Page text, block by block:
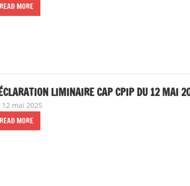
READ MORE
LIMINAIRE CAP CPIP DU 12 MAI
12 mai 2025
READ MORE